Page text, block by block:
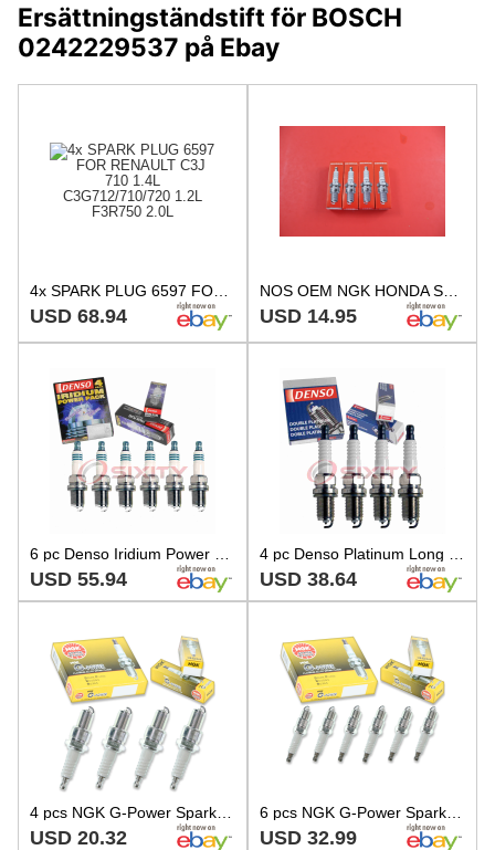
Ersättningständstift för BOSCH
0242229537 på Ebay
4x SPARK PLUG 6597 FOR RENAULT C3J 710 1.4L C3G712/710/720 1.2L F3R750 2.0L
USD 68.94 USD 14.95
USD 55.94 USD 38.64
4 pcs NGK G-Power Spark Plugs for 1972-1989 Subaru GL 1.3L 1.4L 1.6L 1.8L H4 ln
USD 20.32 USD 32.99